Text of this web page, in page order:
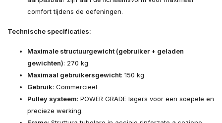
comfort tijdens de oefeningen.
Technische specificaties:
Maximale structuurgewicht (gebruiker + geladen
gewichten): 270 kg
Maximaal gebruikersgewicht: 150 kg
Gebruik: Commercieel
Pulley systeem: POWER GRADE lagers voor een soepele en
precieze werking.